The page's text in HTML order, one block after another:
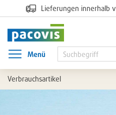
Lieferungen innerhalb
Menü
Menü öffnen
Verbrauchsartikel